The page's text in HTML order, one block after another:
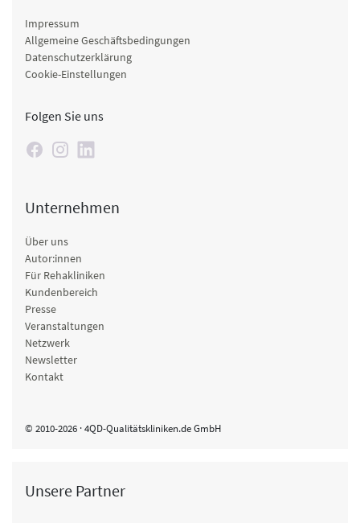
Impressum
Allgemeine Geschäftsbedingungen
Datenschutzerklärung
Cookie-Einstellungen
Folgen Sie uns
Unternehmen
Über uns
Autor:innen
Für Rehakliniken
Kundenbereich
Presse
Veranstaltungen
Netzwerk
Newsletter
Kontakt
© 2010-2026 · 4QD-Qualitätskliniken.de GmbH
Unsere Partner